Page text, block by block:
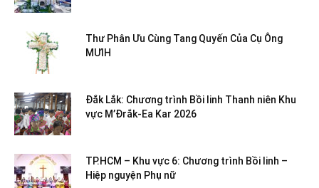
Thư Phân Ưu Cùng Tang Quyến Của Cụ Ông
MƯIH
Đắk Lắk: Chương trình Bồi linh Thanh niên Khu
vực M’Đrắk-Ea Kar 2026
TP.HCM – Khu vực 6: Chương trình Bồi linh –
Hiệp nguyện Phụ nữ